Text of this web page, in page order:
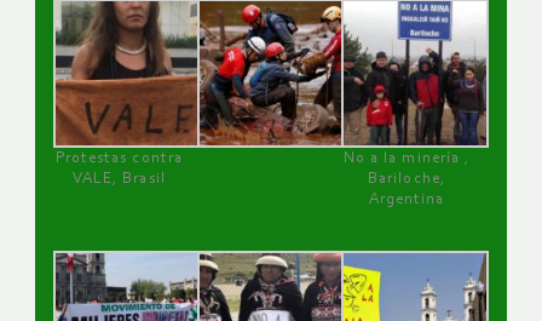
Protestas contra
VALE, Brasil
No a la minería ,
Bariloche,
Argentina